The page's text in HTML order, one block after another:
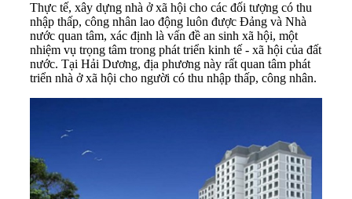
Thực tế, xây dựng nhà ở xã hội cho các đối tượng có thu
nhập thấp, công nhân lao động luôn được Đảng và Nhà
nước quan tâm, xác định là vấn đề an sinh xã hội, một
nhiệm vụ trọng tâm trong phát triển kinh tế - xã hội của đất
nước. Tại Hải Dương, địa phương này rất quan tâm phát
triển nhà ở xã hội cho người có thu nhập thấp, công nhân.